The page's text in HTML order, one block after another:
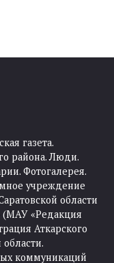
газета.
района. Люди.
Фотогалерея.
учреждение
области
(МАУ «Редакция
Аткарского
коммуникаций